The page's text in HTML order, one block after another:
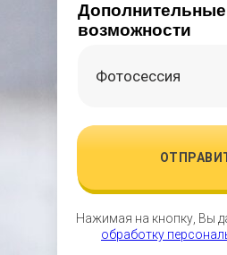
Нажимая на кнопку, Вы
обработку
Дополнительные
возможности